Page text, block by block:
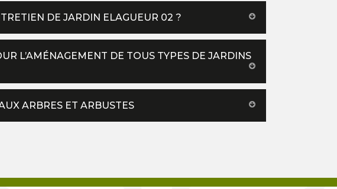
DE JARDIN ELAGUEUR 02 ?
L’AMÉNAGEMENT DE TOUS TYPES DE JARDINS
ARBRES ET ARBUSTES